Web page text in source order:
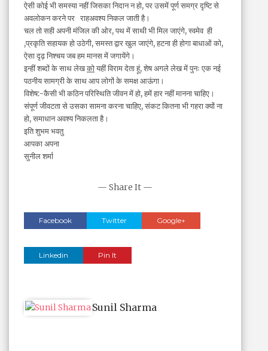
ऐसी कोई भी समस्या नहीं जिसका निदान न हो, पर उसमें पूर्ण समग्र दृष्टि से
अवलोकन करने पर राहअवश्य निकल जाती है।
चल तो सही अपनी मंजिल की ओर, पथ में साथी भी मिल जाएंगे, स्वमेव ही
,प्रकृति सहायक हो उठेगी, समस्त द्वार खुल जाएंगे, हटना ही होगा बाधाओं को,
ऐसा दृढ़ निश्चय जब हम मानस में जगायेंगे।
इन्हीं शब्दों के साथ लेखकोयहीं विराम देता हूं, शेष अगले लेख में पुनः एक नई
पठनीय सामग्री के साथ आप लोगों के समक्ष आऊंगा।
विशेष:-कैसी भी कठिन परिस्थिति जीवन में हो, हमें हार नहीं मानना चाहिए।
संपूर्ण जीवटता से उसका सामना करना चाहिए, संकट कितना भी गहरा क्यों ना
हो, समाधान अवश्य निकलता है।
इति शुभम भवतु
आपका अपना
सुनील शर्मा
— Share It —
Facebook Twitter Google+
Linkedin Pin It
Sunil Sharma